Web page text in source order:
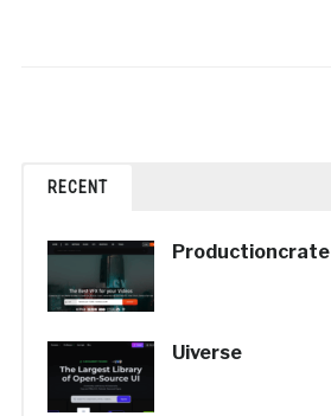
RECENT
Productioncrate
Uiverse